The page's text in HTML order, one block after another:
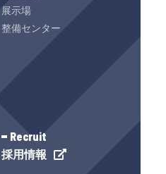
展示場
整備センター
採用情報
Recruit